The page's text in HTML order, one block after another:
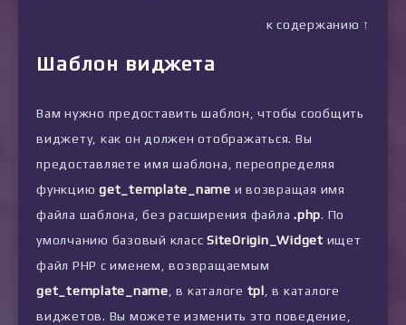
'label' => __(
) ,
//The $base_folder path
plugin_dir_path
) ;
}
к содержанию ↑
Шаблон виджета
Вам нужно предоставить шаблон, чтобы сообщить
виджету, как он должен отображаться. Вы
предоставляете имя шаблона, переопределяя
функцию get_template_name и возвращая имя
файла шаблона, без расширения файла .php. По
умолчанию базовый класс SiteOrigin_Widget ищет
файл PHP с именем, возвращаемым
get_template_name , в каталоге tpl , в каталоге
виджетов. Вы можете изменить это поведение,